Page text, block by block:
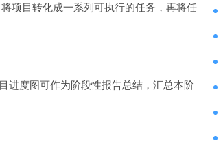
项目转化成一系列可执行的任务，再将任
进度图可作为阶段性报告总结，汇总本阶